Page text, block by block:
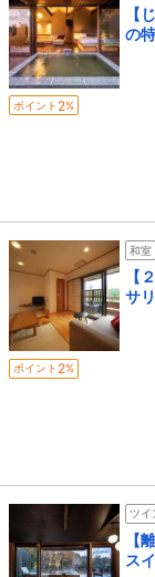
【
の
ポイント 2%
和室
【
サ
ポイント 2%
ツイ
【
ス